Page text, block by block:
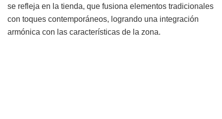
se refleja en la tienda, que fusiona elementos tradicionales
con toques contemporáneos, logrando una integración
armónica con las características de la zona.